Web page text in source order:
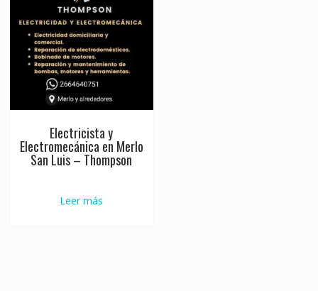
Electricista y
Electromecánica en Merlo
San Luis – Thompson
Leer más